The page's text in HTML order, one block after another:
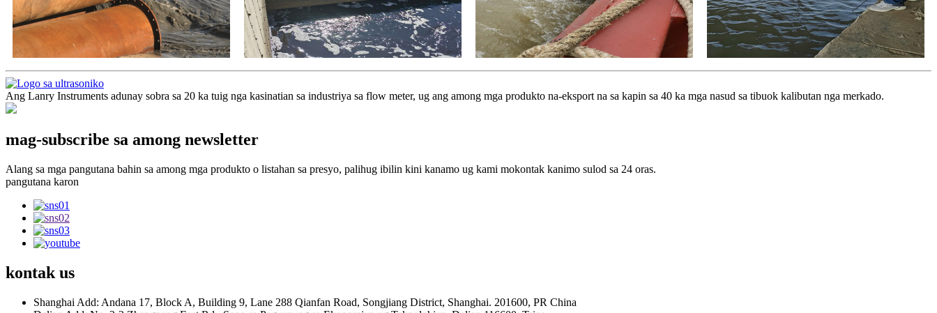
Ang Lanry Instruments adunay sobra sa 20 ka tuig nga kasinatian sa industriya sa flow meter, ug ang among mga produkto na-eksport na sa kapin sa 40 ka mga nasud sa tibuok kalibutan nga merkado.
mag-subscribe sa among newsletter
Alang sa mga pangutana bahin sa among mga produkto o listahan sa presyo, palihug ibilin kini kanamo ug kami mokontak kanimo sulod sa 24 oras.
pangutana karon
kontak us
Shanghai Add: Andana 17, Block A, Building 9, Lane 288 Qianfan Road, Songjiang District, Shanghai. 201600, PR China